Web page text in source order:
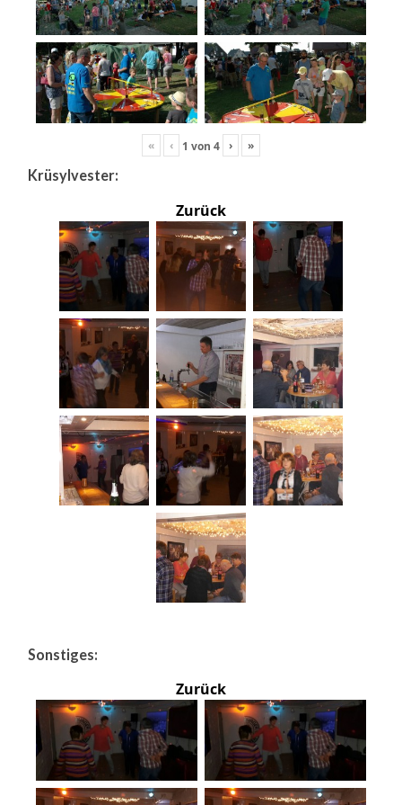
« ‹ 1 von 4 › »
Krüsylvester:
Zurück
Sonstiges:
Zurück